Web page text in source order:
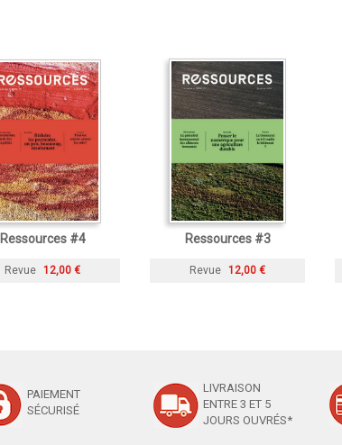
Ressources #4
Revue 12,00 €
Ressources #3
Revue 12,00 €
PAIEMENT
SÉCURISÉ
LIVRAISON
ENTRE 3 ET 5
JOURS OUVRÉS*